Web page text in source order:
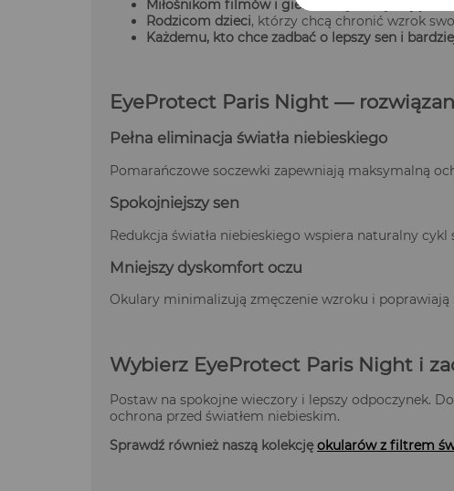
Miłośnikom filmów i gier
Rodzicom dzieci, którzy chcą chronić wzrok
Każdemu, kto chce zadbać o lepszy sen i
EyeProtect Paris Night —
Pełna eliminacja światła niebieskiego
Pomarańczowe soczewki zapewniają maksymalną
Spokojniejszy sen
Redukcja światła niebieskiego wspiera naturalny cykl
Mniejszy dyskomfort oczu
Okulary minimalizują zmęczenie wzroku i
Wybierz EyeProtect Paris Night i
Postaw na spokojne wieczory i lepszy odpoczynek.
ochrona przed światłem niebieskim.
Sprawdź również naszą kolekcjęokularów z filtrem